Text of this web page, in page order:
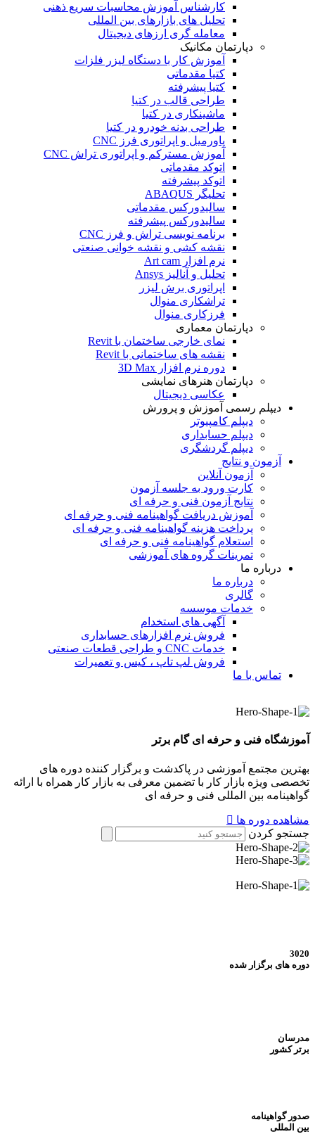
کارشناس آموزش محاسبات سریع ذهنی
تحلیل های بازارهای بین المللی
معامله گری ارزهای دیجیتال
دپارتمان مکانیک
آموزش کار با دستگاه لیزر فلزات
کتیا مقدماتی
کتیا پیشرفته
طراحی قالب در کتیا
ماشینکاری در کتیا
طراحی بدنه خودرو در کتیا
پاورمیل و اپراتوری فرز CNC
آموزش مسترکم و اپراتوری تراش CNC
اتوکد مقدماتی
اتوکد پیشرفته
تحلیگر ABAQUS
سالیدورکس مقدماتی
سالیدورکس پیشرفته
برنامه نویسی تراش و فرز CNC
نقشه کشی و نقشه خوانی صنعتی
نرم افزار Art cam
تحلیل و آنالیز Ansys
اپراتوری برش لیزر
تراشکاری منوال
فرزکاری منوال
دپارتمان معماری
نمای خارجی ساختمان با Revit
نقشه های ساختمانی با Revit
دوره نرم افزار 3D Max
دپارتمان هنرهای نمایشی
عکاسی دیجیتال
دیپلم رسمی آموزش و پرورش
دیپلم کامپیوتر
دیپلم حسابداری
دیپلم گردشگری
آزمون و نتایج
آزمون آنلاین
کارت ورود به جلسه آزمون
نتایج آزمون فنی و حرفه ای
آموزش دریافت گواهینامه فنی و حرفه ای
پرداخت هزینه گواهینامه فنی و حرفه ای
استعلام گواهینامه فنی و حرفه ای
تمرینات گروه های آموزشی
درباره ما
درباره ما
گالری
خدمات موسسه
آگهی های استخدام
فروش نرم افزارهای حسابداری
خدمات CNC و طراحی قطعات صنعتی
فروش لپ تاپ ، کیس و تعمیرات
تماس با ما
آموزشگاه فنی و حرفه ایگام برتر
بهترین مجتمع آموزشی در پاکدشت و برگزار کننده دوره های
تخصصی ویژه بازار کار با تضمین معرفی به بازار کار همراه با ارائه
گواهینامه بین المللی فنی و حرفه ای
مشاهده دوره ها
جستجو کردن
3020
دوره های برگزار شده
مدرسان
برتر کشور
صدور گواهینامه
بین المللی